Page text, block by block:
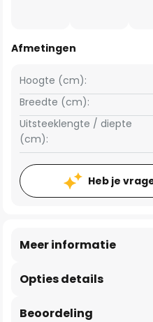
Afmetingen
Breedte (cm):
Hoogte (cm):
Uitsteeklengte / diepte
(cm):
Heb je
Opties details
Meer informatie
Beoordeling